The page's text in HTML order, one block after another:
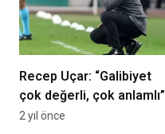
Recep Uçar: “Galibiyet
çok değerli, çok anlamlı”
2 yıl önce